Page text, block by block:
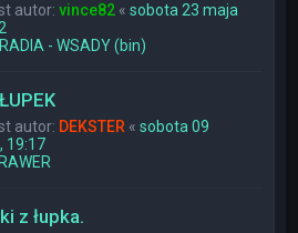
autor:vince82 «sobota 23 maja
- WSADY (bin)
autor: DEKSTER «sobota 09
19:17
z łupka.